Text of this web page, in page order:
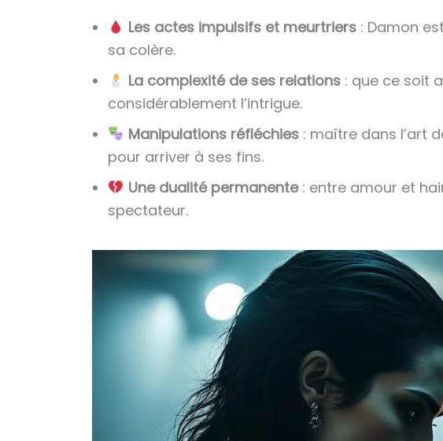
Les actes impulsifs et meurtriers: Damon
sa colère.
La complexité de ses relations: que ce soit
considérablement l’intrigue.
Manipulations réfléchies: maître dans l’art
pour arriver à ses fins.
Une dualité permanente: entre amour et
spectateur.